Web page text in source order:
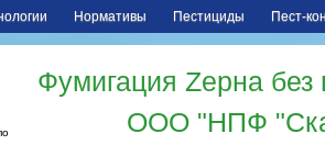
Нормативы Пестициды Пест-
Фумигация Zерна
ООО "НПФ